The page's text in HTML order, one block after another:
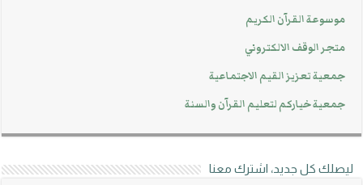
موسوعة القرآن الكريم
متجر الوقف الالكتروني
جمعية تعزيز القيم الاجتماعية
جمعية خياركم لتعليم القرآن والسنة
ليصلك كل جديد، اشترك معنا